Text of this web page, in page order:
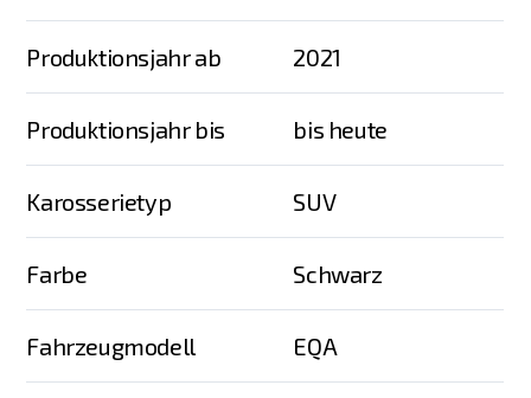
Produktionsjahr ab 2021
Produktionsjahr bis bis heute
Karosserietyp SUV
Farbe Schwarz
Fahrzeugmodell EQA